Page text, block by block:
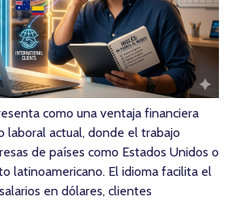
como una ventaja financiera
laboral actual, donde el trabajo
de países como Estados Unidos o
latinoamericano. El idioma facilita el
en dólares, clientes